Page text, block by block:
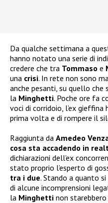
Da qualche settimana a
hanno notato una serie di
credere che tra Tommaso e
una crisi. In rete non sono
anche pesanti, su quello che
la Minghetti. Poche ore fa
voci di corridoio, l’ex gieffina
prima volta e di rompere il
Raggiunta da Amedeo
cosa sta accadendo in
dichiarazioni dell’ex
stato proprio l’esperto di
tra i due. Stando a quanto
di alcune incomprensioni
la Minghetti non